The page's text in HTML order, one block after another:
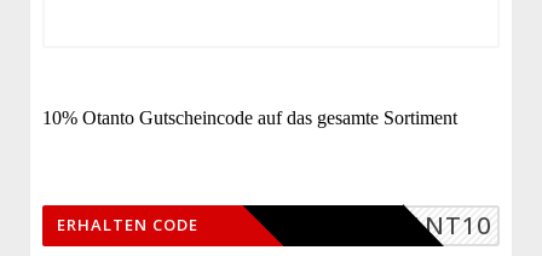
10% Otanto Gutscheincode auf das gesamte Sortiment
OTANT10
ERHALTEN CODE